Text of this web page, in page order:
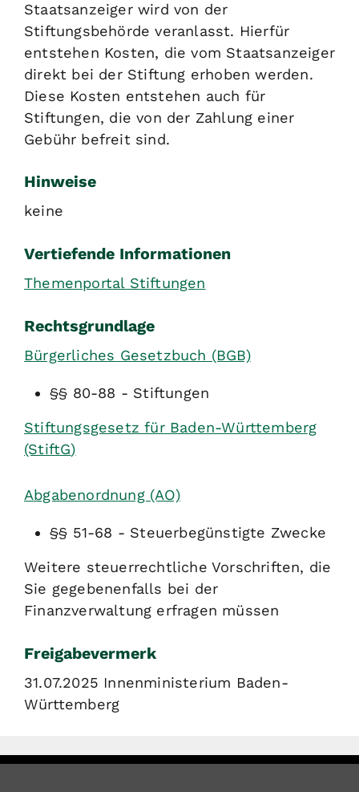
Staatsanzeiger wird von der
Stiftungsbehörde veranlasst. Hierfür
entstehen Kosten, die vom Staatsanzeiger
direkt bei der Stiftung erhoben werden.
Diese Kosten entstehen auch für
Stiftungen, die von der Zahlung einer
Gebühr befreit sind.
Hinweise
keine
Vertiefende Informationen
Themenportal Stiftungen
Rechtsgrundlage
Bürgerliches Gesetzbuch (BGB)
§§ 80-88 - Stiftungen
Stiftungsgesetz für Baden-Württemberg
(StiftG)
Abgabenordnung (AO)
§§ 51-68 - Steuerbegünstigte Zwecke
Weitere steuerrechtliche Vorschriften, die
Sie gegebenenfalls bei der
Finanzverwaltung erfragen müssen
Freigabevermerk
31.07.2025 Innenministerium Baden-
Württemberg